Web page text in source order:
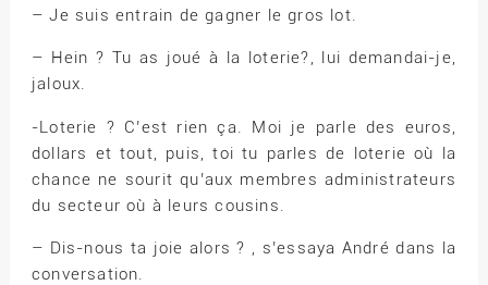
– Je suis entrain de gagner le gros lot.
– Hein ? Tu as joué à la loterie?, lui demandai-je,
jaloux.
-Loterie ? C’est rien ça. Moi je parle des euros,
dollars et tout, puis, toi tu parles de loterie où la
chance ne sourit qu’aux membres administrateurs
du secteur où à leurs cousins.
– Dis-nous ta joie alors ? , s’essaya André dans la
conversation.